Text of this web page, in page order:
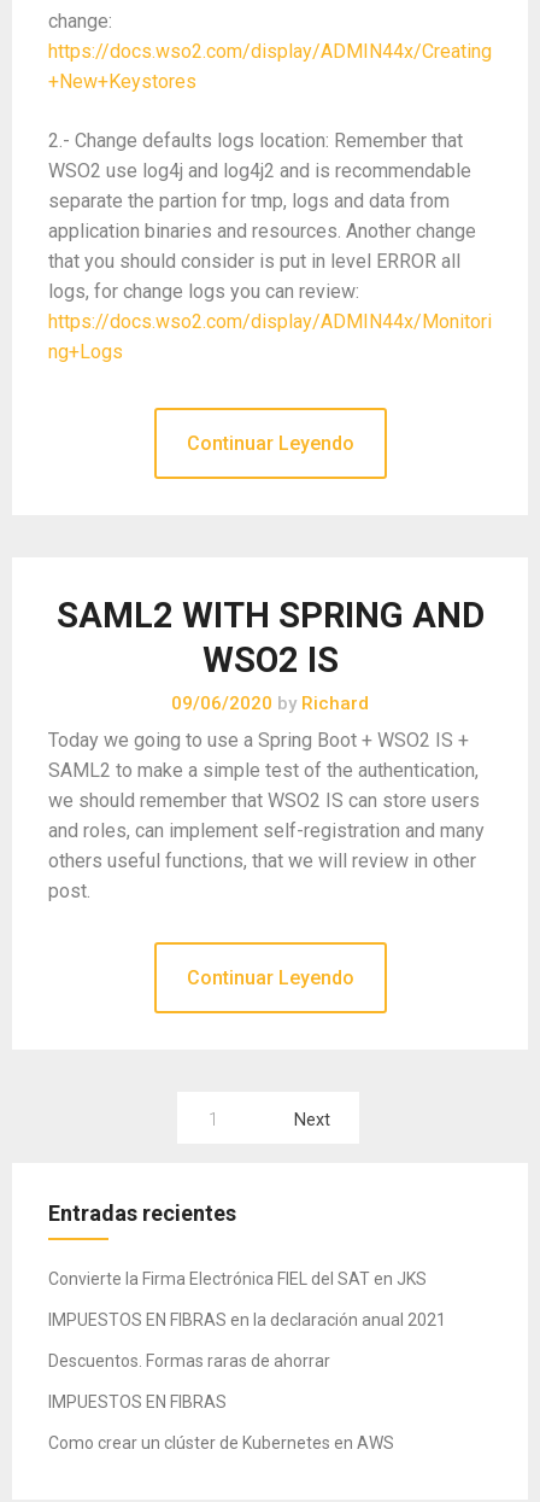
change:
https://docs.wso2.com/display/ADMIN44x/Creating
+New+Keystores
2.- Change defaults logs location: Remember that
WSO2 use log4j and log4j2 and is recommendable
separate the partion for tmp, logs and data from
application binaries and resources. Another change
that you should consider is put in level ERROR all
logs, for change logs you can review:
https://docs.wso2.com/display/ADMIN44x/Monitori
ng+Logs
Continuar Leyendo
SAML2 WITH SPRING AND
WSO2 IS
09/06/2020 by Richard
Today we going to use a Spring Boot + WSO2 IS +
SAML2 to make a simple test of the authentication,
we should remember that WSO2 IS can store users
and roles, can implement self-registration and many
others useful functions, that we will review in other
post.
Continuar Leyendo
entradas
1 Next
Entradas recientes
Convierte la Firma Electrónica FIEL del SAT en JKS
IMPUESTOS EN FIBRAS en la declaración anual 2021
Descuentos. Formas raras de ahorrar
IMPUESTOS EN FIBRAS
Como crear un clúster de Kubernetes en AWS